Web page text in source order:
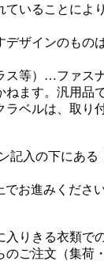
いることに
ザインのも
等）…ファ
ます。汎用品
ベルは、取り
記入の下にあ
お進みください
りきる衣類
ご注文（集荷